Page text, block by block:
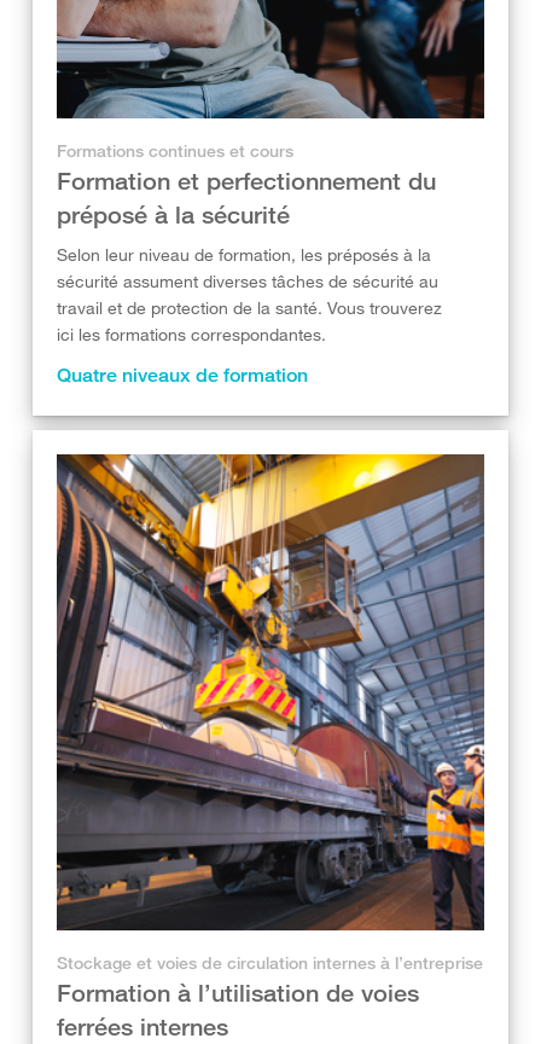
Formations continues et cours
Formation et perfectionnement du
préposé à la sécurité
Selon leur niveau de formation, les préposés à la
sécurité assument diverses tâches de sécurité au
travail et de protection de la santé. Vous trouverez
ici les formations correspondantes.
Quatre niveaux de formation
Stockage et voies de circulation internes à l’entreprise
Formation à l’utilisation de voies
ferrées internes